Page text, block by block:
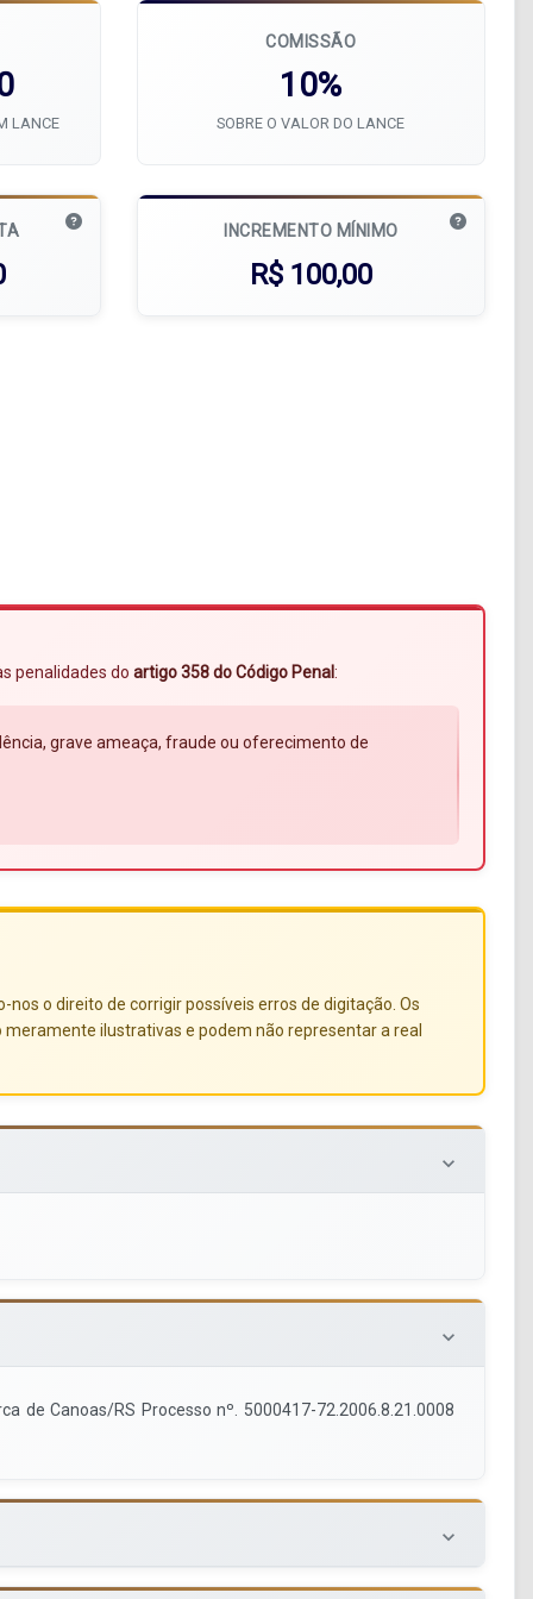
LANCE
COMISSÃO
10%
SOBRE O VALOR DO LANCE
INCREMENTO MÍNIMO
R$ 100,00
penalidades do artigo 358 do Código Penal:
grave ameaça, fraude ou oferecimento de
o direito de corrigir possíveis erros de digitação. Os
ilustrativas e podem não representar a real
keyboard_arrow_down
keyboard_arrow_down
de Canoas/RS Processo nº. 5000417-72.2006.8.21.0008
keyboard_arrow_down